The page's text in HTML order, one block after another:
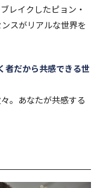
レイクしたピョン・
スがリアルな世界を
者だから共感できる世
。あなたが共感する